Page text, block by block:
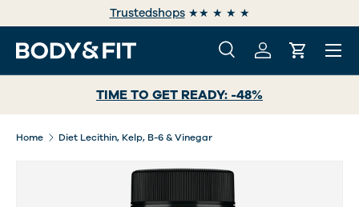
GA NAAR INHOUD
Trustedshops★★ ★ ★ ★
Zoeken
ZoekenInloggen
Menu
TIME TO GET READY: -48%
Home Diet Lecithin, Kelp, B-6 & Vinegar